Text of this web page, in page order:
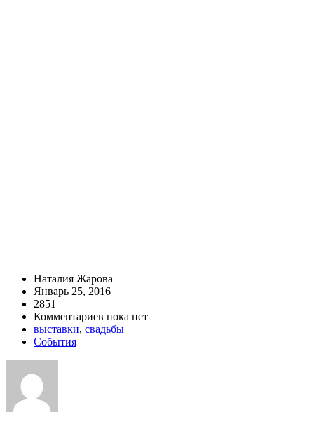
Наталия Жарова
Январь 25, 2016
2851
Комментариев пока нет
выставки, свадьбы
События